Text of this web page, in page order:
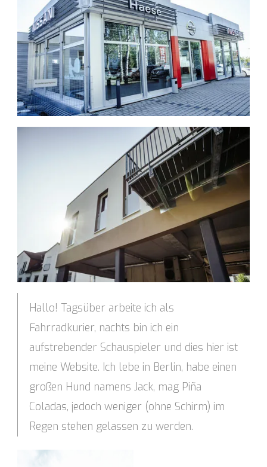
Hallo! Tagsüber arbeite ich als
Fahrradkurier, nachts bin ich ein
aufstrebender Schauspieler und dies hier ist
meine Website. Ich lebe in Berlin, habe einen
großen Hund namens Jack, mag Piña
Coladas, jedoch weniger (ohne Schirm) im
Regen stehen gelassen zu werden.